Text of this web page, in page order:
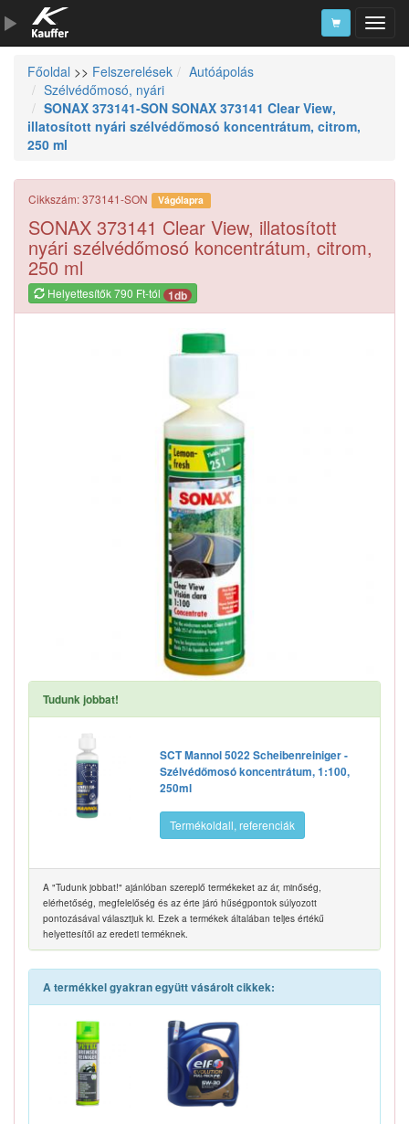
Szerszámkatalógus
Kosár
Alkatrészek
Főoldal >> Felszerelések
Autóápolás
Szélvédőmosó, nyári
SONAX 373141-SON SONAX 373141 Clear View,
illatosított nyári szélvédőmosó koncentrátum, citrom,
250 ml
Cikkszám: 373141-SON Vágólapra
SONAX 373141 Clear View, illatosított
nyári szélvédőmosó koncentrátum, citrom,
250 ml
Helyettesítők 790 Ft-tól 1db
Tudunk jobbat!
SCT Mannol 5022 Scheibenreiniger -
Szélvédőmosó koncentrátum, 1:100,
250ml
Termékoldall, referenciák
A "Tudunk jobbat!" ajánlóban szereplő termékeket az ár, minőség,
elérhetőség, megfelelőség és az érte járó hűségpontok súlyozott
pontozásával választjuk ki. Ezek a termékek általában teljes értékű
helyettesítői az eredeti terméknek.
A termékkel gyakran együtt vásárolt cikkek: